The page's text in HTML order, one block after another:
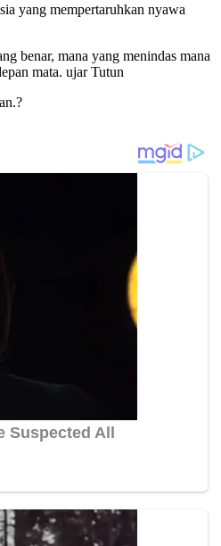
yang mempertaruhkan nyawa
benar, mana yang menindas mana
mata. ujar Tutun